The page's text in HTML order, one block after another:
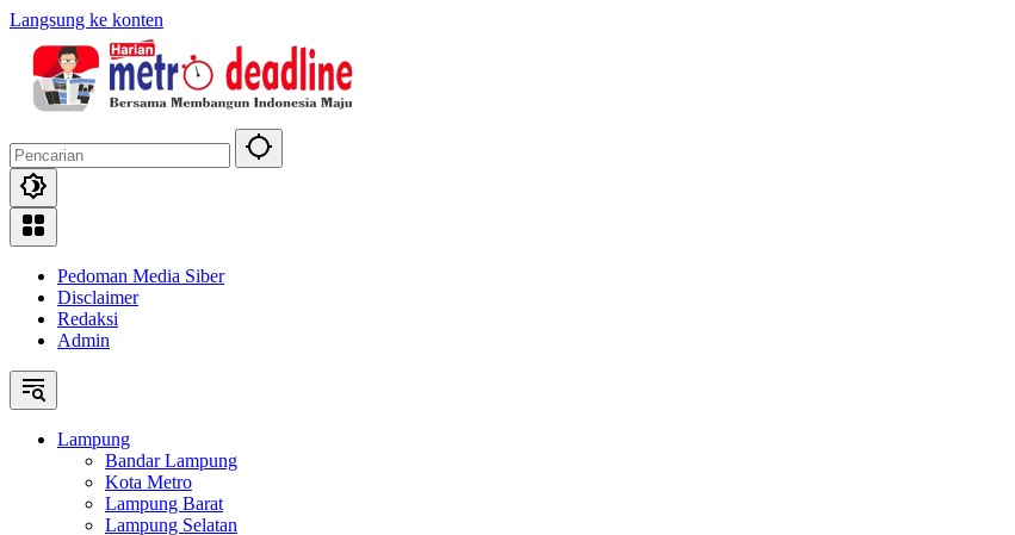
Langsung ke konten
Pedoman Media Siber
Disclaimer
Redaksi
Admin
Lampung
Bandar Lampung
Kota Metro
Lampung Barat
Lampung Selatan